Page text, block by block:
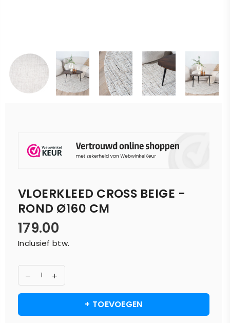
VLOERKLEED CROSS BEIGE -
ROND Ø160 CM
Normale
prijs
179.00
Inclusief btw.
+ TOEVOEGEN